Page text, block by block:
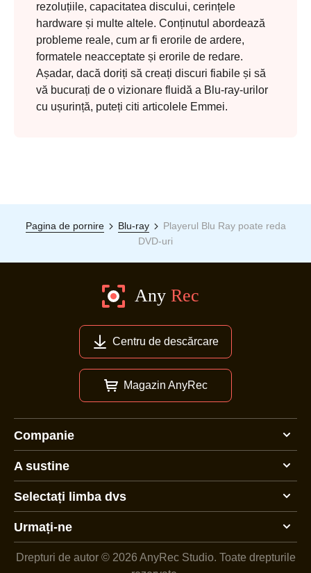
rezoluțiile, capacitatea discului, cerințele
hardware și multe altele. Conținutul abordează
probleme reale, cum ar fi erorile de ardere,
formatele neacceptate și erorile de redare.
Așadar, dacă doriți să creați discuri fiabile și să
vă bucurați de o vizionare fluidă a Blu-ray-urilor
cu ușurință, puteți citi articolele Emmei.
Pagina de pornire Blu-ray
Playerul Blu Ray poate reda
DVD-uri
Centru de descărcare
Magazin AnyRec
Companie
A sustine
Selectați limba dvs
Urmați-ne
Drepturi de autor © 2026 AnyRec Studio. Toate drepturile